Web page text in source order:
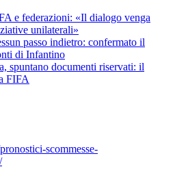
e federazioni: «Il dialogo venga
unilaterali»
passo indietro: confermato il
di Infantino
spuntano documenti riservati: il
FIFA